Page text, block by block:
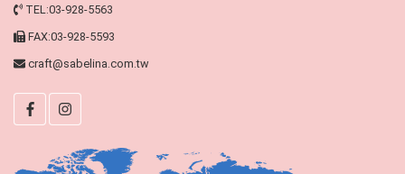
TEL:03-928-5563
FAX:03-928-5593
craft@sabelina.com.tw